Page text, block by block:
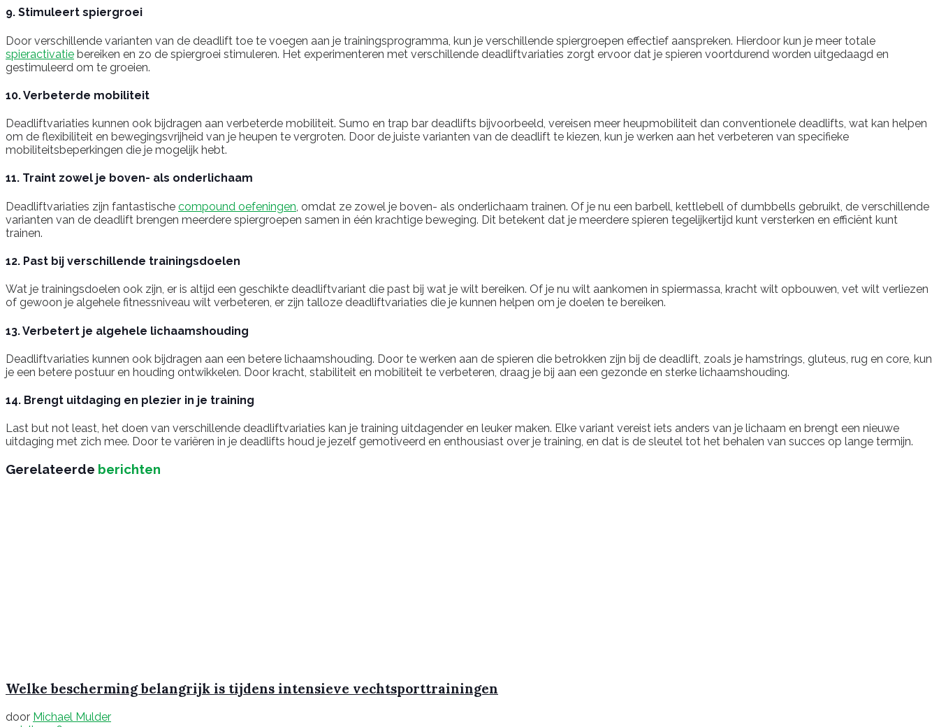
9. Stimuleert spiergroei
Door verschillende varianten van de deadlift toe te voegen aan je trainingsprogramma, kun je verschillende spiergroepen effectief aanspreken. Hierdoor kun je meer totale
spieractivatie bereiken en zo de spiergroei stimuleren. Het experimenteren met verschillende deadliftvariaties zorgt ervoor dat je spieren voortdurend worden uitgedaagd en
gestimuleerd om te groeien.
10. Verbeterde mobiliteit
Deadliftvariaties kunnen ook bijdragen aan verbeterde mobiliteit. Sumo en trap bar deadlifts bijvoorbeeld, vereisen meer heupmobiliteit dan conventionele deadlifts, wat kan helpen
om de flexibiliteit en bewegingsvrijheid van je heupen te vergroten. Door de juiste varianten van de deadlift te kiezen, kun je werken aan het verbeteren van specifieke
mobiliteitsbeperkingen die je mogelijk hebt.
11. Traint zowel je boven- als onderlichaam
Deadliftvariaties zijn fantastische compound oefeningen , omdat ze zowel je boven- als onderlichaam trainen. Of je nu een barbell, kettlebell of dumbbells gebruikt, de verschillende
varianten van de deadlift brengen meerdere spiergroepen samen in één krachtige beweging. Dit betekent dat je meerdere spieren tegelijkertijd kunt versterken en efficiënt kunt
trainen.
12. Past bij verschillende trainingsdoelen
Wat je trainingsdoelen ook zijn, er is altijd een geschikte deadliftvariant die past bij wat je wilt bereiken. Of je nu wilt aankomen in spiermassa, kracht wilt opbouwen, vet wilt verliezen
of gewoon je algehele fitnessniveau wilt verbeteren, er zijn talloze deadliftvariaties die je kunnen helpen om je doelen te bereiken.
13. Verbetert je algehele lichaamshouding
Deadliftvariaties kunnen ook bijdragen aan een betere lichaamshouding. Door te werken aan de spieren die betrokken zijn bij de deadlift, zoals je hamstrings, gluteus, rug en core, kun
je een betere postuur en houding ontwikkelen. Door kracht, stabiliteit en mobiliteit te verbeteren, draag je bij aan een gezonde en sterke lichaamshouding.
14. Brengt uitdaging en plezier in je training
Last but not least, het doen van verschillende deadliftvariaties kan je training uitdagender en leuker maken. Elke variant vereist iets anders van je lichaam en brengt een nieuwe
uitdaging met zich mee. Door te variëren in je deadlifts houd je jezelf gemotiveerd en enthousiast over je training, en dat is de sleutel tot het behalen van succes op lange termijn.
Gerelateerde berichten
Welke bescherming belangrijk is tijdens intensieve vechtsporttrainingen
door Michael Mulder